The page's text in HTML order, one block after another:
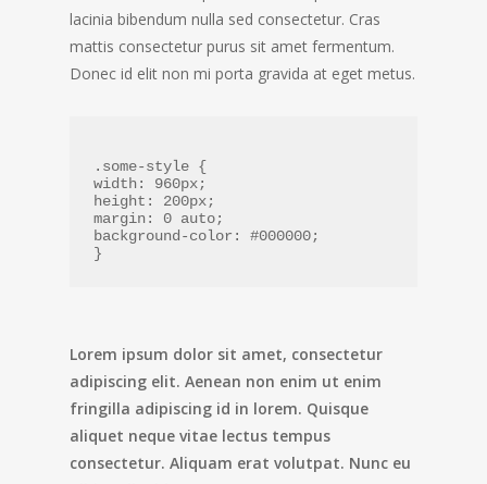
lacinia bibendum nulla sed consectetur. Cras
mattis consectetur purus sit amet fermentum.
Donec id elit non mi porta gravida at eget metus.
.some-style {
width: 960px;
height: 200px;
margin: 0 auto;
background-color: #000000;
}
Lorem ipsum dolor sit amet, consectetur
adipiscing elit. Aenean non enim ut enim
fringilla adipiscing id in lorem. Quisque
aliquet neque vitae lectus tempus
consectetur. Aliquam erat volutpat. Nunc eu